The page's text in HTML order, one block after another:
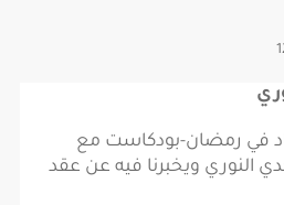
في رمضان-بودكاست مع
النوري ويخبرنا فيه عن عقد